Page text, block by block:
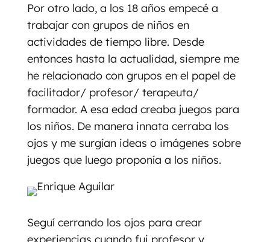
Por otro lado, a los 18 años empecé a
trabajar con grupos de niños en
actividades de tiempo libre. Desde
entonces hasta la actualidad, siempre me
he relacionado con grupos en el papel de
facilitador/ profesor/ terapeuta/
formador. A esa edad creaba juegos para
los niños. De manera innata cerraba los
ojos y me surgían ideas o imágenes sobre
juegos que luego proponía a los niños.
Seguí cerrando los ojos para crear